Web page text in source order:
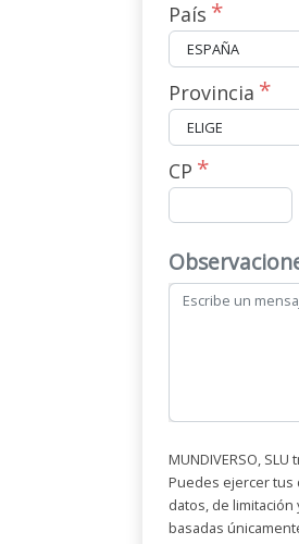
País
Provincia
CP
MUNDIVERSO,
Puedes ejercer tus
datos, de
basadas